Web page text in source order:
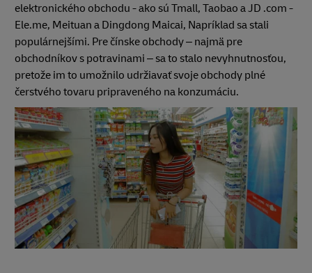
elektronického obchodu - ako sú Tmall, Taobao a JD .com -
Ele.me, Meituan a Dingdong Maicai, Napríklad sa stali
populárnejšími. Pre čínske obchody – najmä pre
obchodníkov s potravinami – sa to stalo nevyhnutnosťou,
pretože im to umožnilo udržiavať svoje obchody plné
čerstvého tovaru pripraveného na konzumáciu.